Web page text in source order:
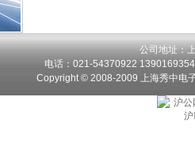
公司地址：
电话：021-54370922
Copyright © 2008-2009 上海秀中电
沪公
沪